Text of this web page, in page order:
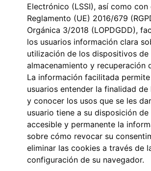
Electrónico (LSSI), así como con
Reglamento (UE) 2016/679
Orgánica 3/2018 (LOPDGDD),
los usuarios información clara
utilización de los dispositivos de
almacenamiento y recuperación
La información facilitada
usuarios entender la finalidad
y conocer los usos que se les
usuario tiene a su disposición de
accesible y permanente la
sobre cómo revocar su
eliminar las cookies a través de
configuración de su navegador.